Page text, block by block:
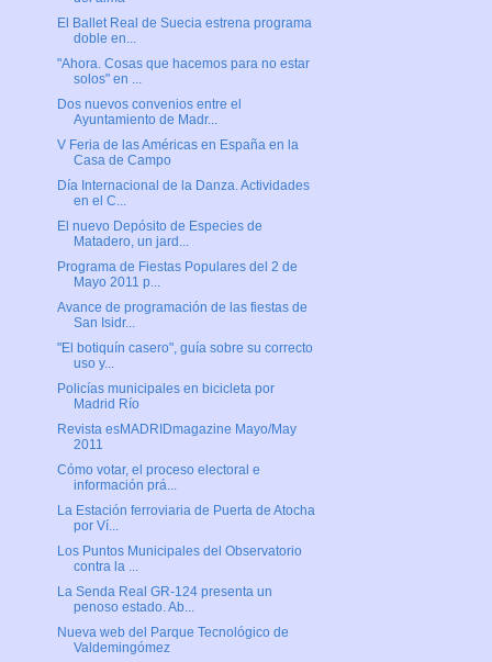
El Ballet Real de Suecia estrena programa
doble en...
"Ahora. Cosas que hacemos para no estar
solos" en ...
Dos nuevos convenios entre el
Ayuntamiento de Madr...
V Feria de las Américas en España en la
Casa de Campo
Día Internacional de la Danza. Actividades
en el C...
El nuevo Depósito de Especies de
Matadero, un jard...
Programa de Fiestas Populares del 2 de
Mayo 2011 p...
Avance de programación de las fiestas de
San Isidr...
"El botiquín casero", guía sobre su correcto
uso y...
Policías municipales en bicicleta por
Madrid Río
Revista esMADRIDmagazine Mayo/May
2011
Cómo votar, el proceso electoral e
información prá...
La Estación ferroviaria de Puerta de Atocha
por Ví...
Los Puntos Municipales del Observatorio
contra la ...
La Senda Real GR-124 presenta un
penoso estado. Ab...
Nueva web del Parque Tecnológico de
Valdemingómez